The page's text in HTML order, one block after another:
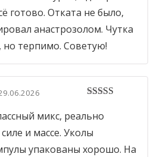
готово. Отката не было,
анастрозолом. Чутка
но терпимо. Советую!
микс, реально
и массе. Уколы
упакованы хорошо. На